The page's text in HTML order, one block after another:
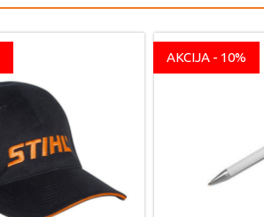
AKCIJA - 10%